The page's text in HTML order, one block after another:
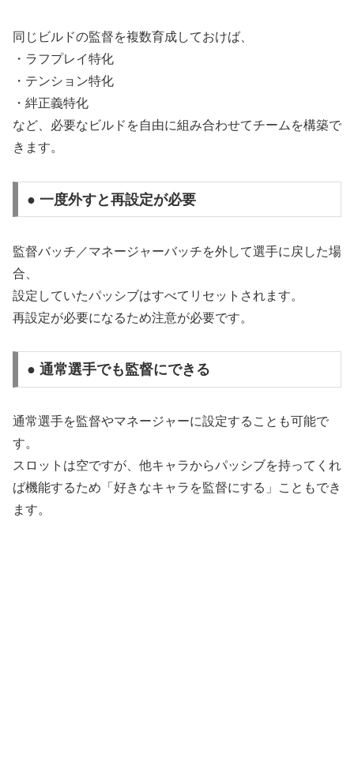
同じビルドの監督を複数育成しておけば、
・ラフプレイ特化
・テンション特化
・絆正義特化
など、必要なビルドを自由に組み合わせてチームを構築で
きます。
● 一度外すと再設定が必要
監督バッチ／マネージャーバッチを外して選手に戻した場
合、
設定していたパッシブはすべてリセットされます。
再設定が必要になるため注意が必要です。
● 通常選手でも監督にできる
通常選手を監督やマネージャーに設定することも可能で
す。
スロットは空ですが、他キャラからパッシブを持ってくれ
ば機能するため「好きなキャラを監督にする」こともでき
ます。